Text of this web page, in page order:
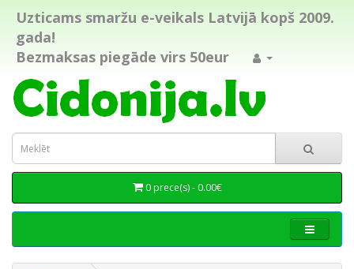
Uzticams smaržu e-veikals Latvijā kopš 2009.
gada!
Bezmaksas piegāde virs 50eur
0 prece(s) - 0.00€